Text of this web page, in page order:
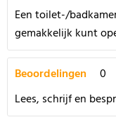
Een toilet-/
gemakkelijk kunt
Beoordelingen
0
Lees, schrijf en